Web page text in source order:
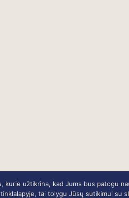
kurie užtikrina, kad Jums bus patogu
tai tolygu Jūsų sutikimui su